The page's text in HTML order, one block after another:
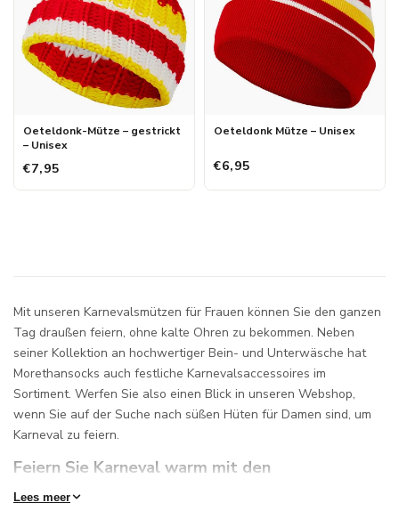
Oeteldonk-Mütze – gestrickt
– Unisex
€7,95
Oeteldonk Mütze – Unisex
€6,95
Mit unseren Karnevalsmützen für Frauen können Sie den ganzen
Tag draußen feiern, ohne kalte Ohren zu bekommen. Neben
seiner Kollektion an hochwertiger Bein- und Unterwäsche hat
Morethansocks auch festliche Karnevalsaccessoires im
Sortiment. Werfen Sie also einen Blick in unseren Webshop,
wenn Sie auf der Suche nach süßen Hüten für Damen sind, um
Karneval zu feiern.
Feiern Sie Karneval warm mit den
Damenmützen von Morethansocks
Lees meer